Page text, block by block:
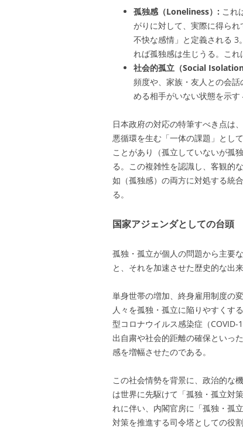
孤独感（Loneliness）: これ
がりに対して、実際に得ら
不快な感情」と定義される 3
れば孤独感は生じうる。こ
社会的孤立（Social
頻度や、家族・友人との会
める相手がいない状態を示す
日本政府の対応の特筆すべき点は
悪循環を生む「一体の課題」とし
ことがあり（孤立していないが孤
る。この複雑性を認識し、客観的
如（孤独感）の両方に対処する統
る。
国家アジェンダとしての台頭
孤独・孤立が個人の問題から主要
と、それを加速させた歴史的な出
単身世帯の増加、終身雇用制度の
人々を孤独・孤立に陥りやすくす
型コロナウイルス感染症（
出自粛や社会的距離の確保といっ
感を増幅させたのである。
この社会情勢を背景に、政治的な
は世界に先駆けて「孤独・孤立対
れに伴い、内閣官房に「孤独・孤
対策を推進する司令塔としての役